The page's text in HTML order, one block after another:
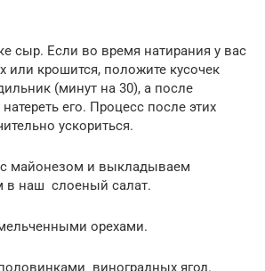
сыр. Если во время натирания у вас
или крошится, положите кусочек
(минут на 30), а после
его. Процесс после этих
ускориться.
майонезом и выкладываем
в наш слоеный салат.
орехами.
виноградных ягод.